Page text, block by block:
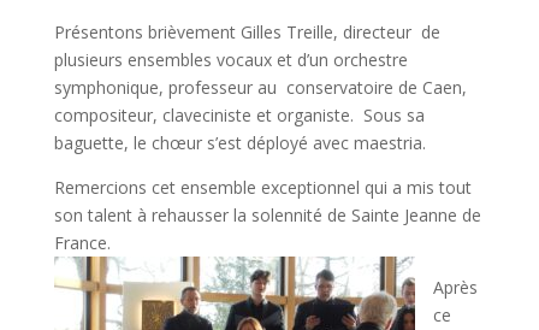
Présentons brièvement Gilles Treille, directeur de
plusieurs ensembles vocaux et d’un orchestre
symphonique, professeur au conservatoire de Caen,
compositeur, claveciniste et organiste. Sous sa
baguette, le chœur s’est déployé avec maestria.
Remercions cet ensemble exceptionnel qui a mis tout
son talent à rehausser la solennité de Sainte Jeanne de
France.
Après
ce